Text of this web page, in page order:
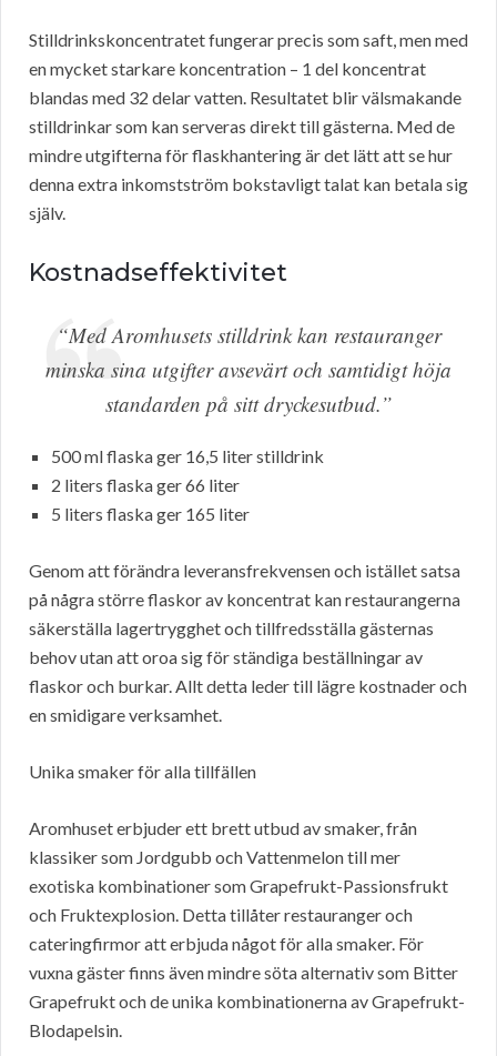
Stilldrinkskoncentratet fungerar precis som saft, men med
en mycket starkare koncentration – 1 del koncentrat
blandas med 32 delar vatten. Resultatet blir välsmakande
stilldrinkar som kan serveras direkt till gästerna. Med de
mindre utgifterna för flaskhantering är det lätt att se hur
denna extra inkomstström bokstavligt talat kan betala sig
själv.
Kostnadseffektivitet
“Med Aromhusets stilldrink kan restauranger
minska sina utgifter avsevärt och samtidigt höja
standarden på sitt dryckesutbud.”
500 ml flaska ger 16,5 liter stilldrink
2 liters flaska ger 66 liter
5 liters flaska ger 165 liter
Genom att förändra leveransfrekvensen och istället satsa
på några större flaskor av koncentrat kan restaurangerna
säkerställa lagertrygghet och tillfredsställa gästernas
behov utan att oroa sig för ständiga beställningar av
flaskor och burkar. Allt detta leder till lägre kostnader och
en smidigare verksamhet.
Unika smaker för alla tillfällen
Aromhuset erbjuder ett brett utbud av smaker, från
klassiker som Jordgubb och Vattenmelon till mer
exotiska kombinationer som Grapefrukt-Passionsfrukt
och Fruktexplosion. Detta tillåter restauranger och
cateringfirmor att erbjuda något för alla smaker. För
vuxna gäster finns även mindre söta alternativ som Bitter
Grapefrukt och de unika kombinationerna av Grapefrukt-
Blodapelsin.